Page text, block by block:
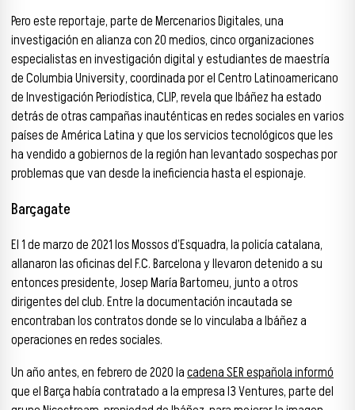
Pero este reportaje, parte de Mercenarios Digitales, una
investigación en alianza con 20 medios, cinco organizaciones
especialistas en investigación digital y estudiantes de maestría
de Columbia University, coordinada por el Centro Latinoamericano
de Investigación Periodística, CLIP, revela que Ibáñez ha estado
detrás de otras campañas inauténticas en redes sociales en varios
países de América Latina y que los servicios tecnológicos que les
ha vendido a gobiernos de la región han levantado sospechas por
problemas que van desde la ineficiencia hasta el espionaje.
Barçagate
El 1 de marzo de 2021 los Mossos d’Esquadra, la policía catalana,
allanaron las oficinas del F.C. Barcelona y llevaron detenido a su
entonces presidente, Josep María Bartomeu, junto a otros
dirigentes del club. Entre la documentación incautada se
encontraban los contratos donde se lo vinculaba a Ibáñez a
operaciones en redes sociales.
Un año antes, en febrero de 2020 lacadena SER española informó
que el Barça había contratado a la empresa I3 Ventures, parte del